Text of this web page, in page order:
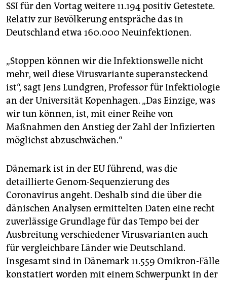
SSI für den Vortag weitere 11.194 positiv Getestete.
Relativ zur Bevölkerung entspräche das in
Deutschland etwa 160.000 Neuinfektionen.
„Stoppen können wir die Infektionswelle nicht
mehr, weil diese Virusvariante super­ansteckend
ist“, sagt Jens Lund­gren, Professor für Infektiologie
an der Universität Kopenhagen. „Das Einzige, was
wir tun können, ist, mit einer Reihe von
Maßnahmen den Anstieg der Zahl der Infizierten
möglichst abzuschwächen.“
Dänemark ist in der EU führend, was die
detaillierte Genom-Sequenzierung des
Coronavirus angeht. Deshalb sind die über die
dänischen Analysen ermittelten Daten eine recht
zuverlässige Grundlage für das Tempo bei der
Ausbreitung verschiedener Virusvarianten auch
für vergleichbare Länder wie Deutschland.
Insgesamt sind in Dänemark 11.559 Omikron-Fälle
konstatiert worden mit einem Schwerpunkt in der